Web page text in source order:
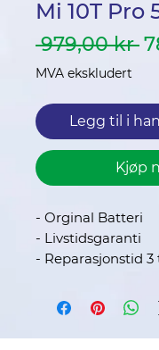
Mi 10T Pro
979,00 kr
MVA ekskludert
Legg til i
Kjøp
- Orginal Batteri
- Livstidsgaranti
- Reparasjonstid